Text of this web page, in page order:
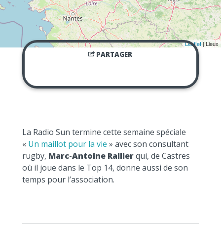
Leaflet | Lieux
PARTAGER
La Radio Sun termine cette semaine spéciale
« Un maillot pour la vie » avec son consultant
rugby, Marc-Antoine Rallierqui, de Castres
où il joue dans le Top 14, donne aussi de son
temps pour l’association.